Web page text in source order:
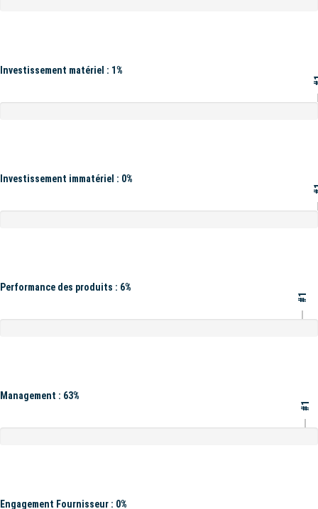
Investissement matériel : 1%
Investissement immatériel : 0%
Performance des produits : 6%
#1
Management : 63%
#1
Engagement Fournisseur : 0%